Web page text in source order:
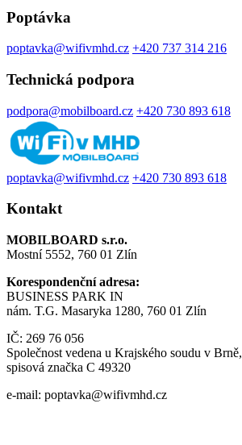
Poptávka
poptavka@wifivmhd.cz +420 737 314 216
Technická podpora
podpora@mobilboard.cz +420 730 893 618
poptavka@wifivmhd.cz +420 730 893 618
Kontakt
MOBILBOARD s.r.o.
Mostní 5552, 760 01 Zlín
Korespondenční adresa:
BUSINESS PARK IN
nám. T.G. Masaryka 1280, 760 01 Zlín
IČ: 269 76 056
Společnost vedena u Krajského soudu v Brně,
spisová značka C 49320
e-mail: poptavka@wifivmhd.cz